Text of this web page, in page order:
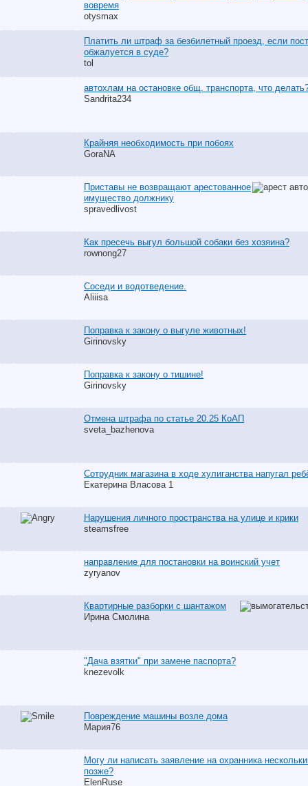
вовремя
otysmax
Платить ли штраф за безбилетный проезд, если
обжалуется в суде?
tol
автохлам на остановке общ. транспорта, что
Sandrita234
Крайняя необходимость при побоях
GoraNA
Приставы не возвращают арестованное
имущество должнику
spravedlivost
Как пресечь выгул большой собаки без хозяина?
rownong27
Соседи и водотведение.
Aliiisa
Поправка к закону о выгуле животных!
Girinovsky
Поправка к закону о тишине!
Girinovsky
Отмена штрафа по статье 20.25 КоАП
sveta_bazhenova
Сотрудник магазина в ходе хулиганства напугал
Екатерина Власова 1
Нарушения личного пространства на улице и крики
steamsfree
направление для постановки на воинский учет
zyryanov
Квартирные разборки с шантажом
Ирина Смолина
"Дача взятки" при замене паспорта?
knezevolk
Повреждение машины возле дома
Мария76
Могу ли написать заявление на охранника
позже?
ElenRuse